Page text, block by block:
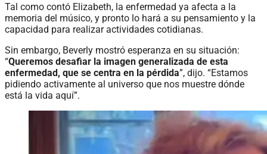
Tal como contó Elizabeth, la enfermedad ya afecta a la
memoria del músico, y pronto lo hará a su pensamiento y la
capacidad para realizar actividades cotidianas.
Sin embargo, Beverly mostró esperanza en su situación:
“Queremos desafiar la imagen generalizada de esta
enfermedad, que se centra en la pérdida”, dijo. “Estamos
pidiendo activamente al universo que nos muestre dónde
está la vida aquí”.